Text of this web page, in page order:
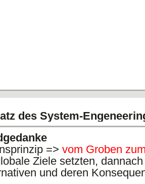
des System-
=> vom Groben
Ziele setzten,
und deren